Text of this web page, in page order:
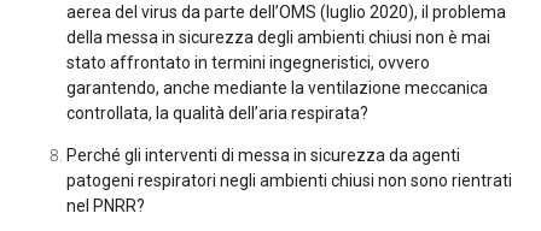
aerea del virus da parte dell’OMS (luglio 2020), il problema
della messa in sicurezza degli ambienti chiusi non è mai
stato affrontato in termini ingegneristici, ovvero
garantendo, anche mediante la ventilazione meccanica
controllata, la qualità dell’aria respirata?
Perché gli interventi di messa in sicurezza da agenti
patogeni respiratori negli ambienti chiusi non sono rientrati
nel PNRR?